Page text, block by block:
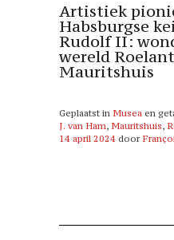
Artistiek
Habsburgse
Rudolf II:
wereld
Mauritshuis
Geplaatst in Musea en
J. van Ham, Mauritshuis,
14 april 2024 door